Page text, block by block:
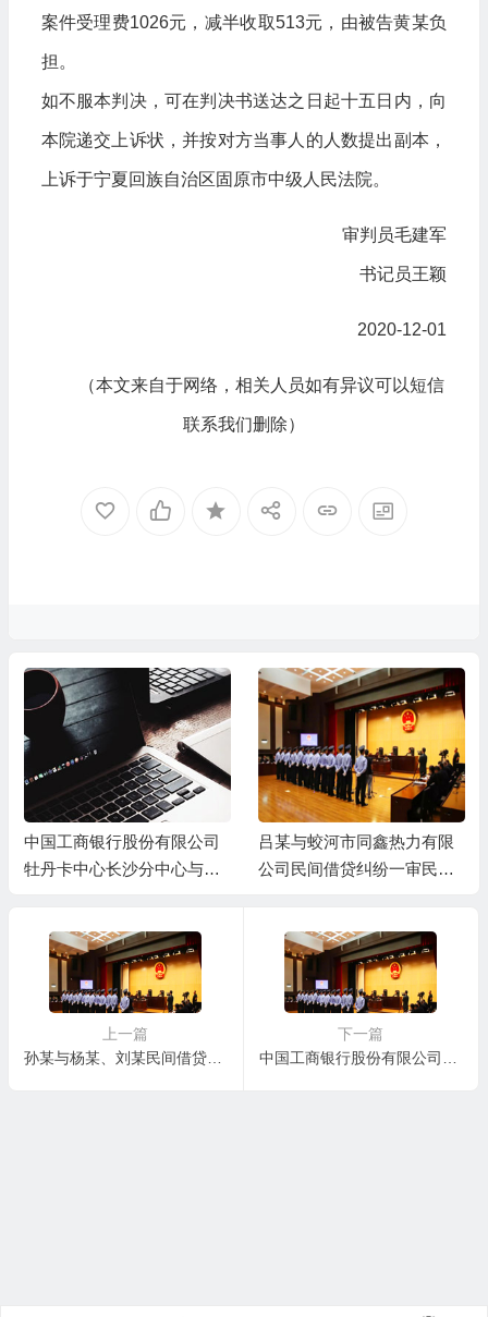
案件受理费1026元，减半收取513元，由被告黄某负
担。
如不服本判决，可在判决书送达之日起十五日内，向
本院递交上诉状，并按对方当事人的人数提出副本，
上诉于宁夏回族自治区固原市中级人民法院。
审判员毛建军
书记员王颖
2020-12-01
（本文来自于网络，相关人员如有异议可以短信
联系我们删除）
中国工商银行股份有限公司
牡丹卡中心长沙分中心与谷
吕某与蛟河市同鑫热力有限
公司民间借贷纠纷一审民事
上一篇
孙某与杨某、刘某民间借贷纠纷一审民事判决书
下一篇
中国工商银行股份有限公司牡丹卡中心长沙分中心与朱某信用卡纠纷一审民事判决书